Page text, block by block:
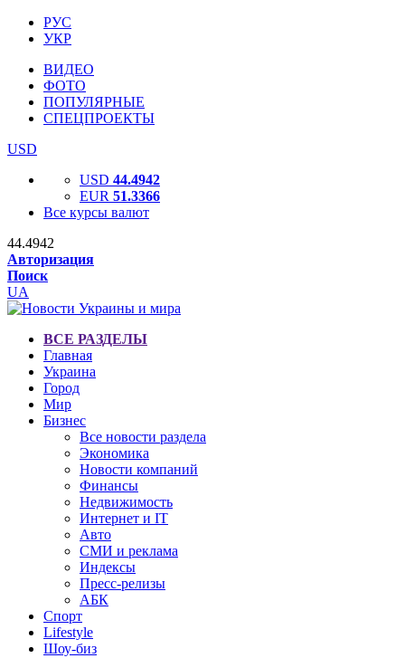
РУС
УКР
ВИДЕО
ФОТО
ПОПУЛЯРНЫЕ
СПЕЦПРОЕКТЫ
USD
USD 44.4942
EUR 51.3366
Все курсы валют
44.4942
Авторизация
Поиск
UA
ВСЕ РАЗДЕЛЫ
Главная
Украина
Город
Мир
Бизнес
Все новости раздела
Экономика
Новости компаний
Финансы
Недвижимость
Интернет и IT
Авто
СМИ и реклама
Индексы
Пресс-релизы
АБК
Спорт
Lifestyle
Шоу-биз